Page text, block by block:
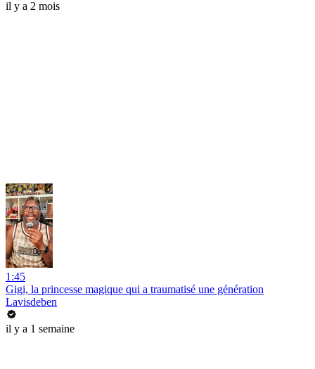
il y a 2 mois
1:45
Gigi, la princesse magique qui a traumatisé une génération
Lavisdeben
il y a 1 semaine